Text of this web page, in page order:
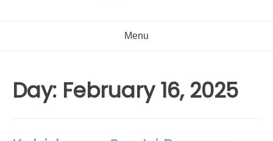
Menu
Day: February 16, 2025